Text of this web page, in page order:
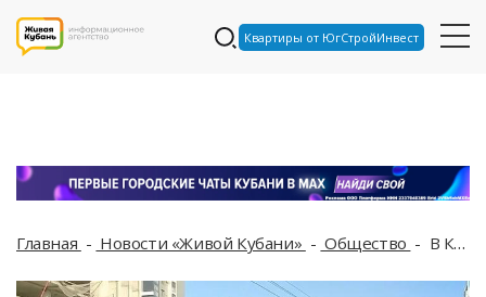
Квартиры от ЮгСтройИнвест
Главная Новости «Живой Кубани» Общество В Краснодаре вступила в силу новая схема движения на проблемном перекрестке с Азовской